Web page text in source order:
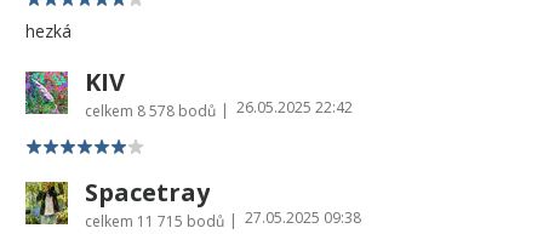
hezká
KIV
celkem 8 578 bodů | 26.05.2025 22:42
Spacetray
celkem 11 715 bodů | 27.05.2025 09:38